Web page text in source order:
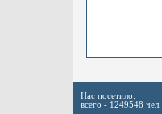
Нас посетило:
всего - 1249548 чел.